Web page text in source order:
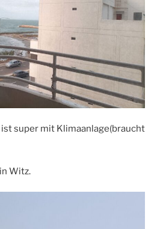
ist super mit Klimaanlage(braucht
Witz.